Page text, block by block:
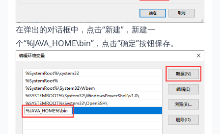
在弹出的对话框中，点击“新建”，新建一
个“%JAVA_HOME\bin”，点击“确定”按钮保存。